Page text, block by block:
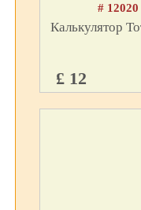
# 12020
Калькулятор
£ 12